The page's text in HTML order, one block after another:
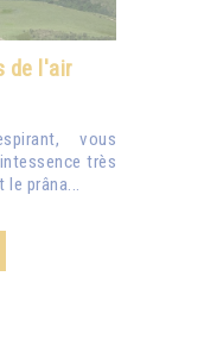
de l'air
vous
très
le prâna...